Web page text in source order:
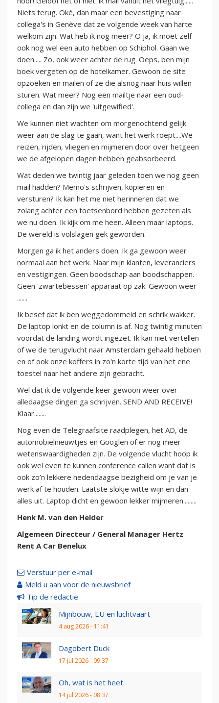
Niets terug. Oké, dan maar een bevestiging naar
collega's in Genève dat ze volgende week van harte
welkom zijn. Wat heb ik nog meer? O ja, ik moet zelf
ook nog wel een auto hebben op Schiphol. Gaan we
doen..... Zo, ook weer achter de rug. Oeps, ben mijn
boek vergeten op de hotelkamer. Gewoon de site
opzoeken en mailen of ze die alsnog naar huis willen
sturen. Wat meer? Nog een mailtje naar een oud-
collega en dan zijn we 'uitgewified'.
We kunnen niet wachten om morgenochtend gelijk
weer aan de slag te gaan, want het werk roept....We
reizen, rijden, vliegen en mijmeren door over hetgeen
we de afgelopen dagen hebben geabsorbeerd.
Wat deden we twintig jaar geleden toen we nog geen
mail hadden? Memo's schrijven, kopiëren en
versturen? Ik kan het me niet herinneren dat we
zolang achter een toetsenbord hebben gezeten als
we nu doen. Ik kijk om me heen. Alleen maar laptops.
De wereld is volslagen gek geworden.
Morgen ga ik het anders doen. Ik ga gewoon weer
normaal aan het werk. Naar mijn klanten, leveranciers
en vestigingen. Geen boodschap aan boodschappen.
Geen 'zwartebessen' apparaat op zak. Gewoon weer
.......
Ik besef dat ik ben weggedommeld en schrik wakker.
De laptop lonkt en de column is af. Nog twintig minuten
voordat de landing wordt ingezet. Ik kan niet vertellen
of we de terugvlucht naar Amsterdam gehaald hebben
en of ook onze koffers in zo'n korte tijd van het ene
toestel naar het andere zijn gebracht.
Wel dat ik de volgende keer gewoon weer over
alledaagse dingen ga schrijven. SEND AND RECEIVE!
Klaar........
Nog even de Telegraafsite raadplegen, het AD, de
automobielnieuwtjes en Googlen of er nog meer
wetenswaardigheden zijn. De volgende vlucht hoop ik
ook wel even te kunnen conference callen want dat is
ook zo’n lekkere hedendaagse bezigheid om je van je
werk af te houden. Laatste slokje witte wijn en dan
alles uit. Laptop dicht en gewoon lekker mijmeren.........
Henk M. van den Helder
Algemeen Directeur / General Manager Hertz
Rent A Car Benelux
Verstuur per e-mail
Meld u aan voor de nieuwsbrief
Tip de redactie
Mijnbouw, EU en luchtvaart
4 aug 2026 - 11:41
Dagobert Duck
17 jul 2026 - 09:37
Oh, wat is het heet
14 jul 2026 - 08:37